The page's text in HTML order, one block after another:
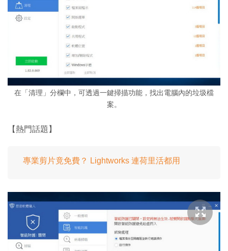
在「清理」分欄中，可透過一鍵掃描功能，找出電腦內的垃圾檔
案。
【熱門話題】
專業剪片竟免費？ Lightworks 連荷里活都用